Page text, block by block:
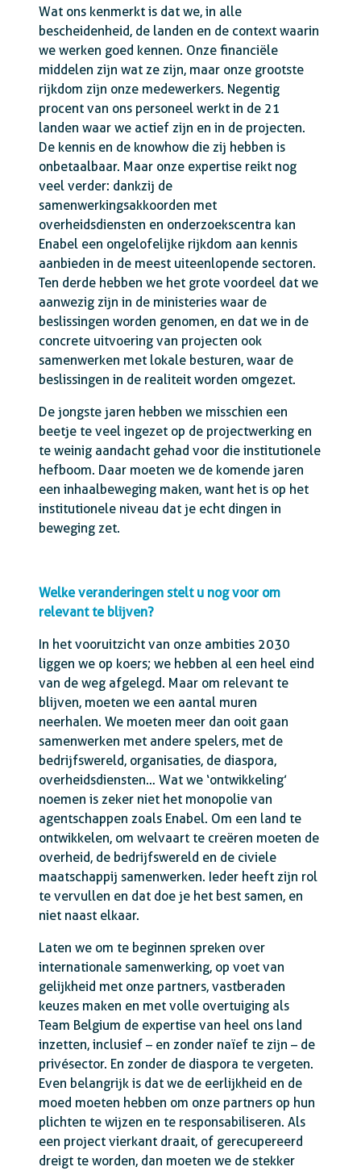
Wat ons kenmerkt is dat we, in alle
bescheidenheid, de landen en de context waarin
we werken goed kennen. Onze financiële
middelen zijn wat ze zijn, maar onze grootste
rijkdom zijn onze medewerkers. Negentig
procent van ons personeel werkt in de 21
landen waar we actief zijn en in de projecten.
De kennis en de knowhow die zij hebben is
onbetaalbaar. Maar onze expertise reikt nog
veel verder: dankzij de
samenwerkingsakkoorden met
overheidsdiensten en onderzoekscentra kan
Enabel een ongelofelijke rijkdom aan kennis
aanbieden in de meest uiteenlopende sectoren.
Ten derde hebben we het grote voordeel dat we
aanwezig zijn in de ministeries waar de
beslissingen worden genomen, en dat we in de
concrete uitvoering van projecten ook
samenwerken met lokale besturen, waar de
beslissingen in de realiteit worden omgezet.
De jongste jaren hebben we misschien een
beetje te veel ingezet op de projectwerking en
te weinig aandacht gehad voor die institutionele
hefboom. Daar moeten we de komende jaren
een inhaalbeweging maken, want het is op het
institutionele niveau dat je echt dingen in
beweging zet.
Welke veranderingen stelt u nog voor om
relevant te blijven?
In het vooruitzicht van onze ambities 2030
liggen we op koers; we hebben al een heel eind
van de weg afgelegd. Maar om relevant te
blijven, moeten we een aantal muren
neerhalen. We moeten meer dan ooit gaan
samenwerken met andere spelers, met de
bedrijfswereld, organisaties, de diaspora,
overheidsdiensten… Wat we ‘ontwikkeling’
noemen is zeker niet het monopolie van
agentschappen zoals Enabel. Om een land te
ontwikkelen, om welvaart te creëren moeten de
overheid, de bedrijfswereld en de civiele
maatschappij samenwerken. Ieder heeft zijn rol
te vervullen en dat doe je het best samen, en
niet naast elkaar.
Laten we om te beginnen spreken over
internationale samenwerking, op voet van
gelijkheid met onze partners, vastberaden
keuzes maken en met volle overtuiging als
Team Belgium de expertise van heel ons land
inzetten, inclusief – en zonder naïef te zijn – de
privésector. En zonder de diaspora te vergeten.
Even belangrijk is dat we de eerlijkheid en de
moed moeten hebben om onze partners op hun
plichten te wijzen en te responsabiliseren. Als
een project vierkant draait, of gerecupereerd
dreigt te worden, dan moeten we de stekker